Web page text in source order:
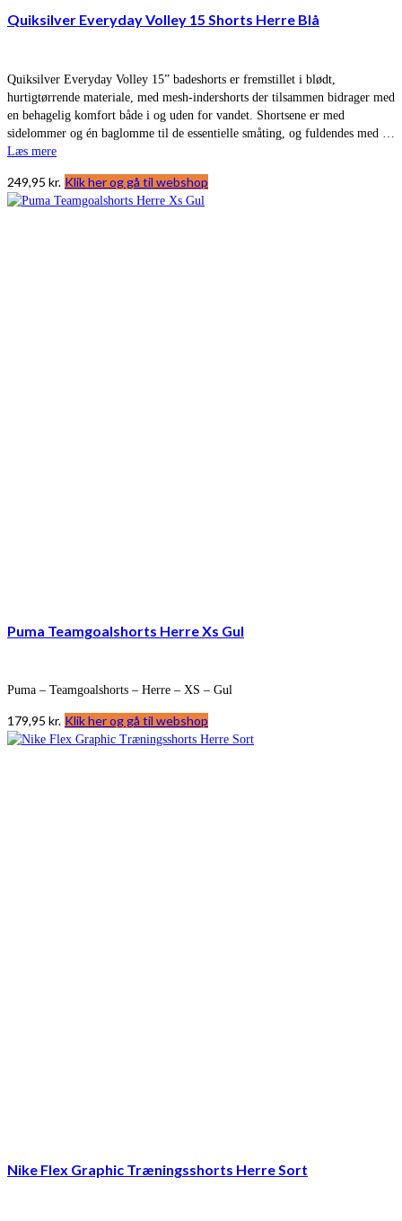
Quiksilver Everyday Volley 15 Shorts Herre Blå
Quiksilver Everyday Volley 15” badeshorts er fremstillet i blødt,
hurtigtørrende materiale, med mesh-indershorts der tilsammen bidrager med
en behagelig komfort både i og uden for vandet. Shortsene er med
sidelommer og én baglomme til de essentielle småting, og fuldendes med …
Læs mere
249,95 kr. Klik her og gå til webshop
Puma Teamgoalshorts Herre Xs Gul
Puma – Teamgoalshorts – Herre – XS – Gul
179,95 kr. Klik her og gå til webshop
Nike Flex Graphic Træningsshorts Herre Sort